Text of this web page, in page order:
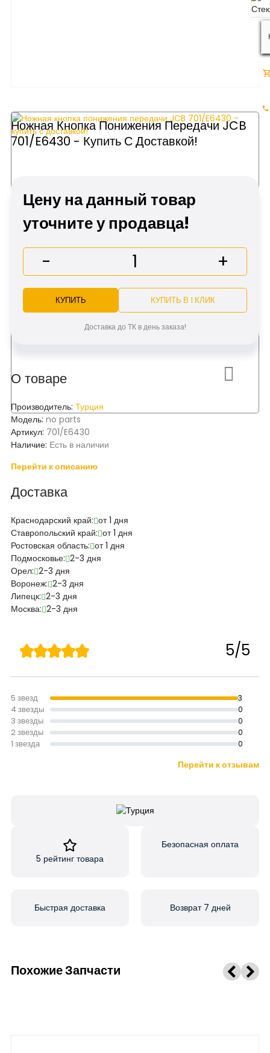
Ножная Кнопка Понижения Передачи JCB
701/E6430 - Купить С Доставкой!
О товаре
Производитель: Турция
Модель: no parts
Артикул: 701/E6430
Наличие: Есть в наличии
Перейти к описанию
Доставка
Краснодарский край: от 1 дня
Ставропольский край: от 1 дня
Ростовская область: от 1 дня
Подмосковье: 2-3 дня
Орел: 2-3 дня
Воронеж: 2-3 дня
Липецк: 2-3 дня
Москва: 2-3 дня
Цену на данный товар
уточните у продавца!
- +
КУПИТЬ КУПИТЬ В 1 КЛИК
Доставка до ТК в день заказа!
5/5
5 звезд 3
4 звезды 0
3 звезды 0
2 звезды 0
1 звезда 0
Перейти к отзывам
5 рейтинг товара
Безопасная оплата
Быстрая доставка Возврат 7 дней
Похожие Запчасти